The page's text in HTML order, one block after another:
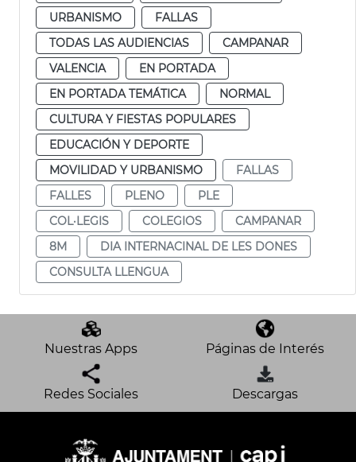
URBANISMO
FALLAS
TODAS LAS AUDIENCIAS
CAMPANAR
VALENCIA
EN PORTADA
EN PORTADA TEMÁTICA
NORMAL
CULTURA Y FIESTAS POPULARES
EDUCACIÓN Y DEPORTE
MOVILIDAD Y URBANISMO
FALLAS
FALLES
PLENO
PLE
COL·LEGIS
COLEGIOS
CAMPANAR
8M
DIA INTERNACINAL DE LES DONES
CONSULTA LLENGUA
Nuestras Apps Páginas de Interés
Redes Sociales Descargas